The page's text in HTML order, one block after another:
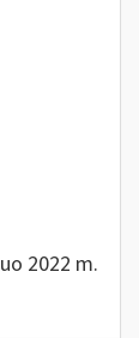
2022 m.